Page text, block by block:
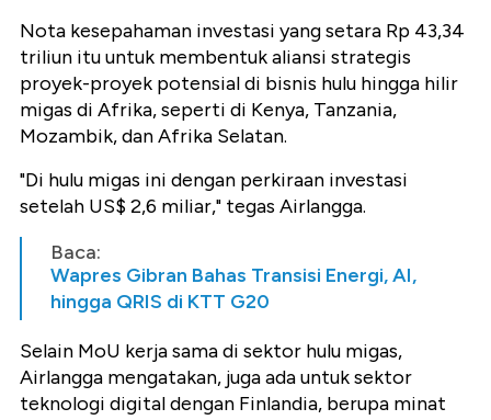
Nota kesepahaman investasi yang setara Rp 43,34
triliun itu untuk membentuk aliansi strategis
proyek-proyek potensial di bisnis hulu hingga hilir
migas di Afrika, seperti di Kenya, Tanzania,
Mozambik, dan Afrika Selatan.
"Di hulu migas ini dengan perkiraan investasi
setelah US$ 2,6 miliar," tegas Airlangga.
Baca:
Wapres Gibran Bahas Transisi Energi, AI,
hingga QRIS di KTT G20
Selain MoU kerja sama di sektor hulu migas,
Airlangga mengatakan, juga ada untuk sektor
teknologi digital dengan Finlandia, berupa minat